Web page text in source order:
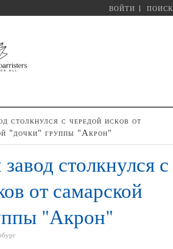
ВОЙТИ ПОИСК
столкнулся с чередой исков от
"дочки" группы "Акрон"
столкнулся с
от самарской
"Акрон"